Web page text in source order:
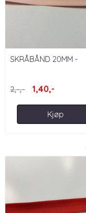
SKRÅBÅND 20MM -
2,-,-
1,40,-
Kjøp